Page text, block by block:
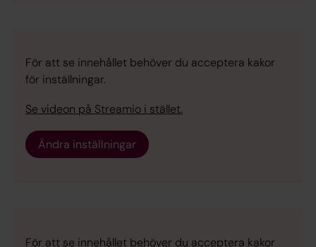
För att se innehållet behöver du acceptera kakor
för inställningar.
Se videon på Streamio i stället.
Ändra inställningar
För att se innehållet behöver du acceptera kakor